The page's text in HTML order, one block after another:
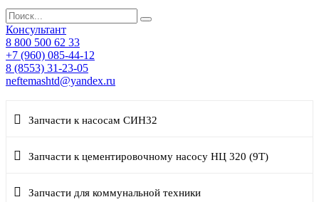
Консультант
8 800 500 62 33
+7 (960) 085-44-12
8 (8553) 31-23-05
neftemashtd@yandex.ru
Запчасти к насосам СИН32
Запчасти к цементировочному насосу НЦ 320 (9Т)
Запчасти для коммунальной техники